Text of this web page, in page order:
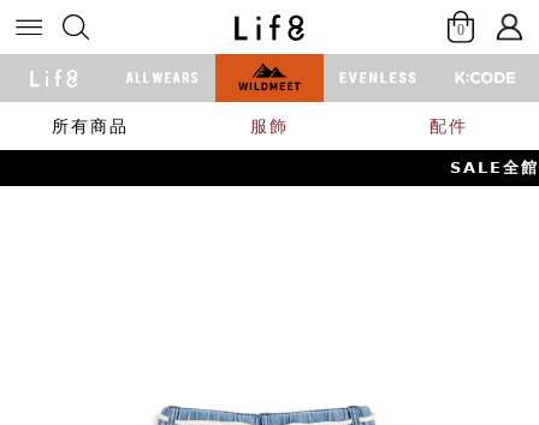
0
所有商品 服飾 配件
𝗦𝗔𝗟𝗘全館